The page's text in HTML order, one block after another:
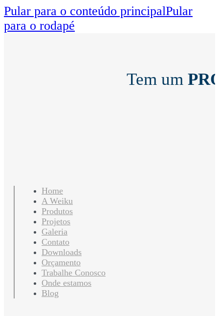
Pular para o conteúdo principalPular
para o rodapé
Tem um
Home
A Weiku
Produtos
Projetos
Galeria
Contato
Downloads
Orçamento
Trabalhe Conosco
Onde estamos
Blog